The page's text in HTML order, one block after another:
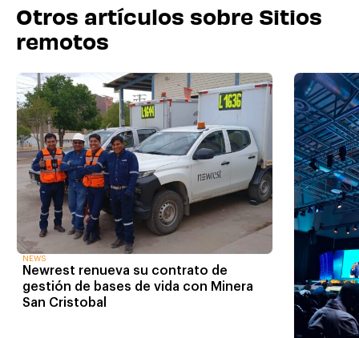
Otros artículos sobre Sitios
remotos
NEWS
Newrest renueva su contrato de
gestión de bases de vida con Minera
San Cristobal